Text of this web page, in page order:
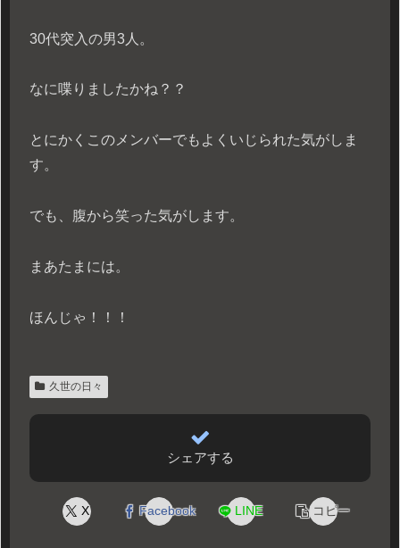
30代突入の男3人。
なに喋りましたかね？？
とにかくこのメンバーでもよくいじられた気がしま
す。
でも、腹から笑った気がします。
まあたまには。
ほんじゃ！！！
久世の日々
シェアする
X Facebook LINE コピー